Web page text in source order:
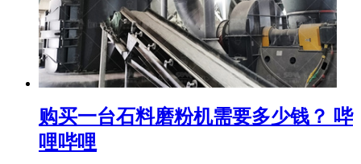
购买一台石料磨粉机需要多少钱？ 哔
哩哔哩